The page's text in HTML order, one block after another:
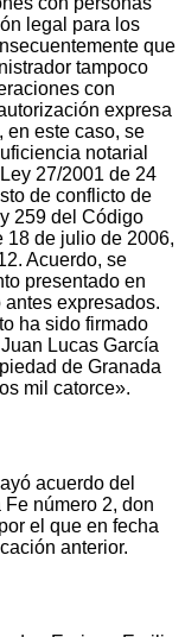
legal para los
que
tampoco
con
expresa
en este caso, se
notarial
27/2001 de 24
de conflicto de
259 del Código
18 de julio de 2006,
Acuerdo, se
presentado en
expresados.
ha sido firmado
Lucas García
de Granada
mil catorce».
acuerdo del
número 2, don
el que en fecha
anterior.